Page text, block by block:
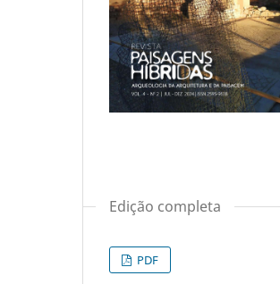
Edição completa
PDF